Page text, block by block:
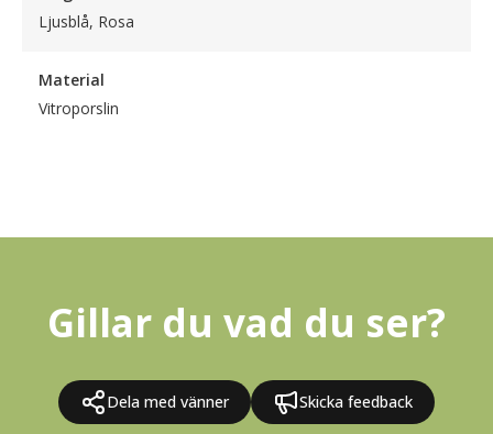
Ljusblå, Rosa
Material
Vitroporslin
Gillar du vad du ser?
Dela med vänner Skicka feedback